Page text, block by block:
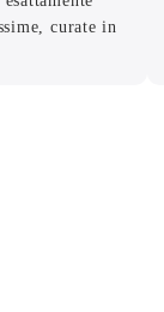
curate in